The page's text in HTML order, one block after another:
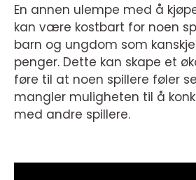
En annen ulempe med å
kan være kostbart for noen
barn og ungdom som
penger. Dette kan skape et
føre til at noen spillere føler
mangler muligheten til å
med andre spillere.